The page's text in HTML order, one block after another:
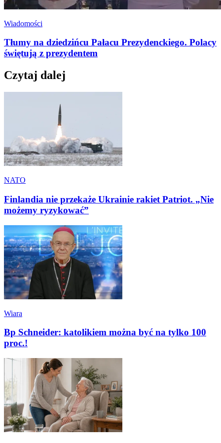
Wiadomości
Tłumy na dziedzińcu Pałacu Prezydenckiego. Polacy
świętują z prezydentem
Czytaj dalej
NATO
Finlandia nie przekaże Ukrainie rakiet Patriot. „Nie
możemy ryzykować”
Wiara
Bp Schneider: katolikiem można być na tylko 100
proc.!